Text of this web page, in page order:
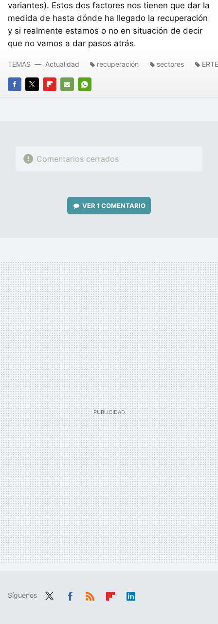
variantes). Estos dos factores nos tienen que dar la
medida de hasta dónde ha llegado la recuperación
y si realmente estamos o no en situación de decir
que no vamos a dar pasos atrás.
FACEBOOK
TWITTERFLIPBOARD
E-
WHATSAPP
TEMAS Actualidad recuperación sectores ERTE
Comentarios cerrados
VER 1 COMENTARIO
Síguenos